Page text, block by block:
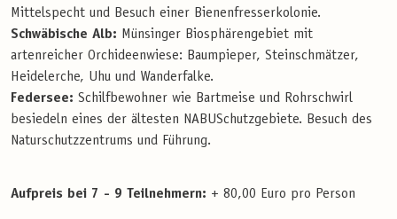
Mittelspecht und Besuch einer Bienenfresserkolonie.
Schwäbische Alb: Münsinger Biosphärengebiet mit
artenreicher Orchideenwiese: Baumpieper, Steinschmätzer,
Heidelerche, Uhu und Wanderfalke.
Federsee: Schilfbewohner wie Bartmeise und Rohrschwirl
besiedeln eines der ältesten NABUSchutzgebiete. Besuch des
Naturschutzzentrums und Führung.
Aufpreis bei 7 - 9 Teilnehmern: + 80,00 Euro pro Person